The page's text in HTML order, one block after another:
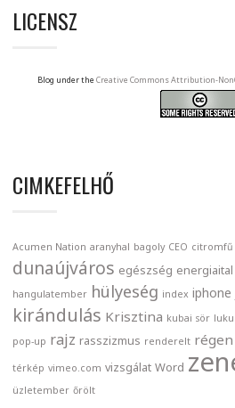
LICENSZ
Blog under the Creative Commons Attribution-
CIMKEFELHŐ
Acumen Nation aranyhal bagoly CEO citromfű
dunaújváros egészség energiaital
hangulatember hülyeség index iphone
kirándulás Krisztina kubai sör
pop-up rajz rasszizmus renderelt régen
térkép vimeo.com vizsgálat Word
üzletember őrölt